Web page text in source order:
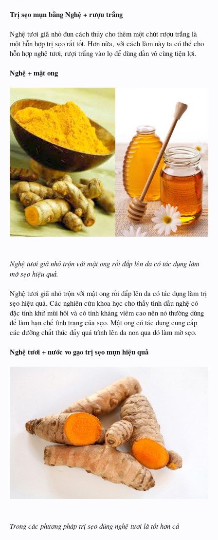
Trị sẹo mụn bằng Nghệ + rượu trắng
Nghệ tươi giã nhỏ đun cách thủy cho thêm một chút rượu trắng là
một hỗn hợp trị sẹo rất tốt. Hơn nữa, với cách làm này ta có thể cho
hỗn hợp nghệ tươi, rượi trắng vào lọ để dùng dần vô cùng tiện lợi.
Nghệ + mật ong
Nghệ tươi giã nhỏ trộn với mật ong rồi đắp lên da có tác dụng làm
mờ sẹo hiệu quả.
Nghệ tươi giã nhỏ trộn với mật ong rồi đắp lên da có tác dụng làm trị
sẹo hiệu quả. Các nghiên cứu khoa học cho thấy tinh dầu nghệ có
đặc tính khử mùi hôi và có tính kháng viêm cao nên nó thường dùng
để làm hạn chế tình trạng của sẹo. Mật ong có tác dụng cung cấp
các dưỡng chất thúc đẩy quá trình lên da non qua đó làm mờ sẹo.
Nghệ tươi + nước vo gạo trị sẹo mụn hiệu quả
Trong các phương pháp trị sẹo dùng nghệ tươi là tốt hơn cả